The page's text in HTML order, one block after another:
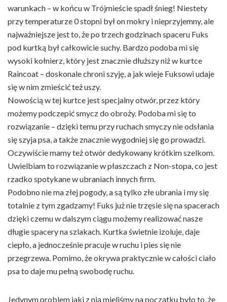
warunkach – w końcu w Trójmieście spadł śnieg! Niestety
przy temperaturze 0 stopni był on mokry i nieprzyjemny, ale
najważniejsze jest to, że po trzech godzinach spaceru Fuks
pod kurtką był całkowicie suchy. Bardzo podoba mi się
wysoki kołnierz, który jest znacznie dłuższy niż w kurtce
Raincoat – doskonale chroni szyję, a jak wieje Fuksowi udaje
się w nim zmieścić też uszy.
Nowością w tej kurtce jest specjalny otwór, przez który
możemy podczepić smycz do obroży. Podoba mi się to
rozwiązanie – dzięki temu przy ruchach smyczy nie odsłania
się szyja psa, a także znacznie wygodniej się go prowadzi.
Oczywiście mamy też otwór dedykowany krótkim szelkom.
Uwielbiam to rozwiązanie w płaszczach z Non-stopa, co jest
rzadko spotykane w ubraniach innych firm.
Podobno nie ma złej pogody, a są tylko złe ubrania i my się
totalnie z tym zgadzamy! Fuks już nie trzęsie się na spacerach
dzięki czemu w dalszym ciągu możemy realizować nasze
długie spacery na szlakach. Kurtka świetnie izoluje, daje
ciepło, a jednocześnie pracuje w ruchu i pies się nie
przegrzewa. Pomimo, że okrywa praktycznie w całości ciało
psa to daje mu pełną swobodę ruchu.
Jedynym problem jaki z nią mieliśmy na początku było to, że